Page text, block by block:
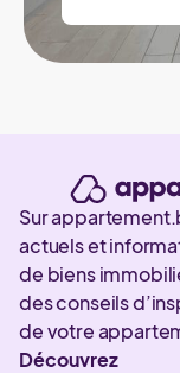
Sur
actuels et
de biens
des conseils
de votre
Découvrez